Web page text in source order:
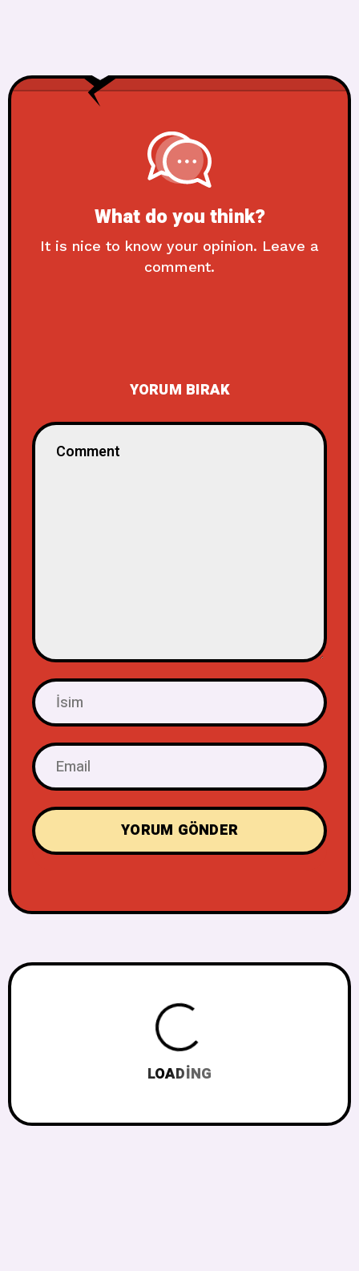
What do you think?
It is nice to know your opinion. Leave a
comment.
YORUM BIRAK
LOADING